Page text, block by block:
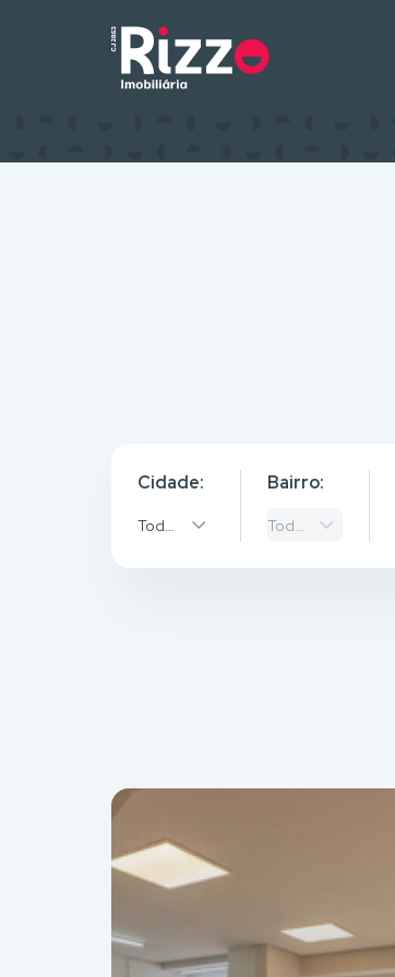
Cidade:
Todas as Cidades
Bairro:
Todos os bairros